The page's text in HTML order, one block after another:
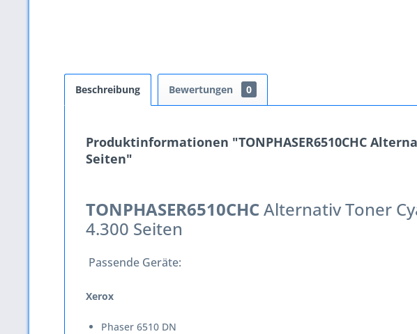
Beschreibung Bewertungen 0
Produktinformationen "TONPHASER6510CHC
Seiten"
TONPHASER6510CHCAlternativ Toner
4.300 Seiten
Passende Geräte:
Xerox
Phaser 6510 DN